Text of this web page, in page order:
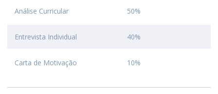
Análise Curricular 50%
Entrevista Individual 40%
Carta de Motivação 10%